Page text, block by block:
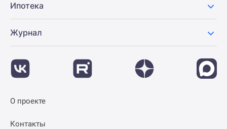
Ипотека
Журнал
О проекте
Контакты